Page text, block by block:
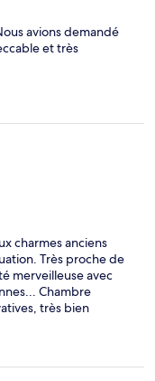
avions demandé
et très
charmes anciens
Très proche de
merveilleuse avec
Chambre
très bien
excellent,
dans un lieu